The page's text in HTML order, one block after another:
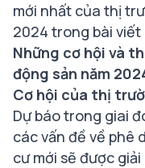
mới nhất của thị
2024 trong bài viết
Những cơ hội và
động sản năm
Cơ hội của thị
Dự báo trong giai
các vấn đề về phê
cư mới sẽ được